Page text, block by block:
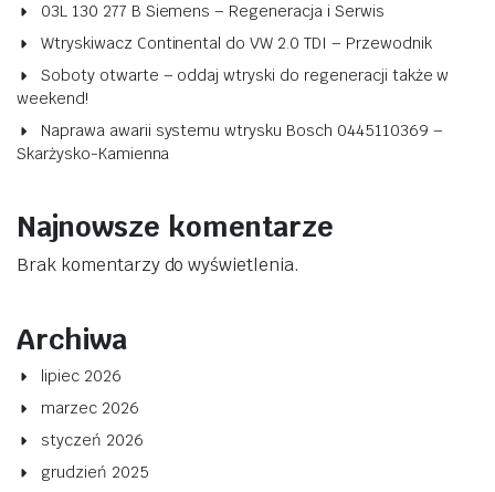
03L 130 277 B Siemens – Regeneracja i Serwis
Wtryskiwacz Continental do VW 2.0 TDI – Przewodnik
Soboty otwarte – oddaj wtryski do regeneracji także w
weekend!
Naprawa awarii systemu wtrysku Bosch 0445110369 –
Skarżysko-Kamienna
Najnowsze komentarze
Brak komentarzy do wyświetlenia.
Archiwa
lipiec 2026
marzec 2026
styczeń 2026
grudzień 2025